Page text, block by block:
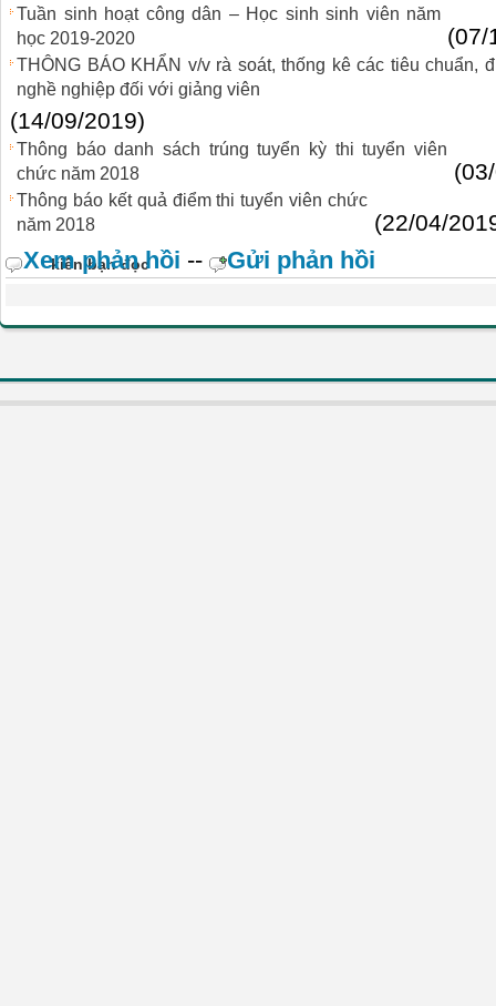
Tuần sinh hoạt công dân – Học sinh sinh viên năm
học 2019-2020
(07/
THÔNG BÁO KHẨN v/v rà soát, thống kê các tiêu chuẩn,
nghề nghiệp đối với giảng viên
(14/09/2019)
Thông báo danh sách trúng tuyển kỳ thi tuyển viên
chức năm 2018
Thông báo kết quả điểm thi tuyển viên chức
năm 2018
(22/04/
kiến bạn đọc
Xem phản hồi -- Gửi phản hồi